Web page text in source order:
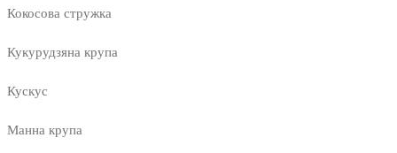
Кокосова стружка
Кукурудзяна крупа
Кускус
Манна крупа